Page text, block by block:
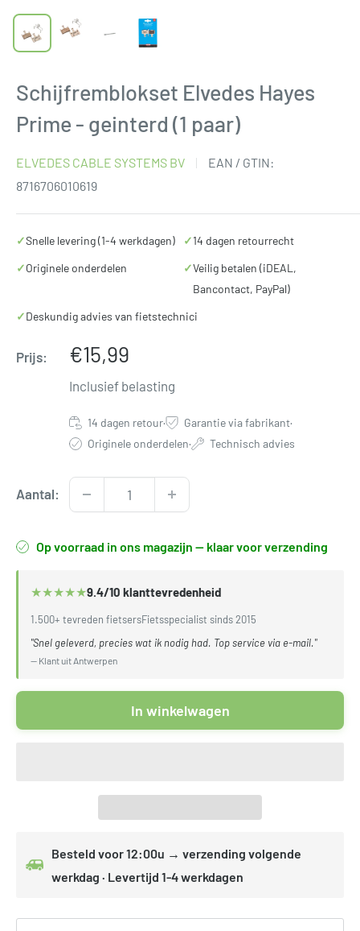
Schijfremblokset Elvedes Hayes
Prime - geinterd (1 paar)
ELVEDES CABLE SYSTEMS BV
EAN / GTIN:
8716706010619
✓Snelle levering (1-4 werkdagen) ✓14 dagen retourrecht
✓Originele onderdelen ✓Veilig betalen (iDEAL,
Bancontact, PayPal)
✓Deskundig advies van fietstechnici
Prijs: Verkoopprijs
€15,99
Inclusief belasting
14 dagen retour· Garantie via fabrikant·
Originele onderdelen· Technisch advies
Aantal:
Op voorraad in ons magazijn — klaar voor verzending
★★★★★9.4/10 klanttevredenheid
1.500+ tevreden fietsersFietsspecialist sinds 2015
"Snel geleverd, precies wat ik nodig had. Top service via e-mail."
— Klant uit Antwerpen
In winkelwagen
Besteld voor 12:00u → verzending volgende
werkdag · Levertijd 1-4 werkdagen